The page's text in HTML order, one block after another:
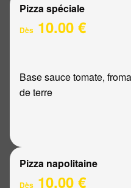
Pizza spéciale
Dès 10.00 €
Base sauce tomate,
de terre
Pizza napolitaine
Dès 10.00 €